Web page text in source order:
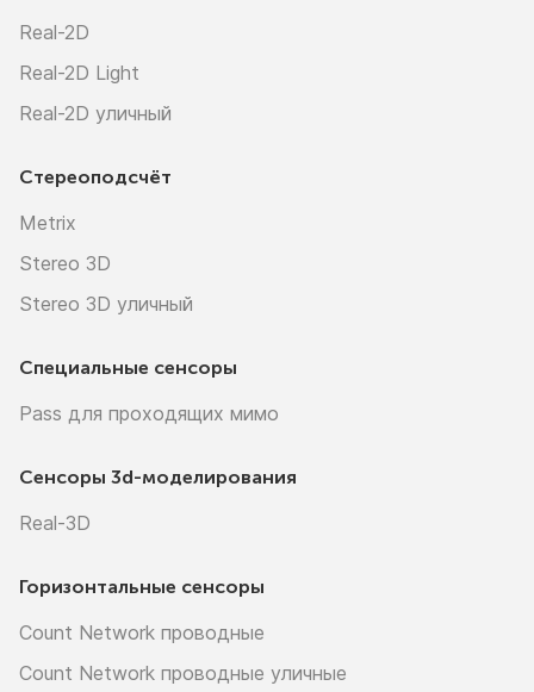
Real-2D
Real-2D Light
Real-2D уличный
Стереоподсчёт
Metrix
Stereo 3D
Stereo 3D уличный
Специальные сенсоры
Pass для проходящих мимо
Сенсоры 3d-моделирования
Real-3D
Горизонтальные сенсоры
Count Network проводные
Count Network проводные уличные